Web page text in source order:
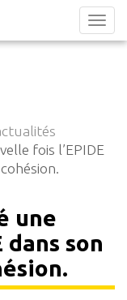
fois l’EPIDE
une
dans son